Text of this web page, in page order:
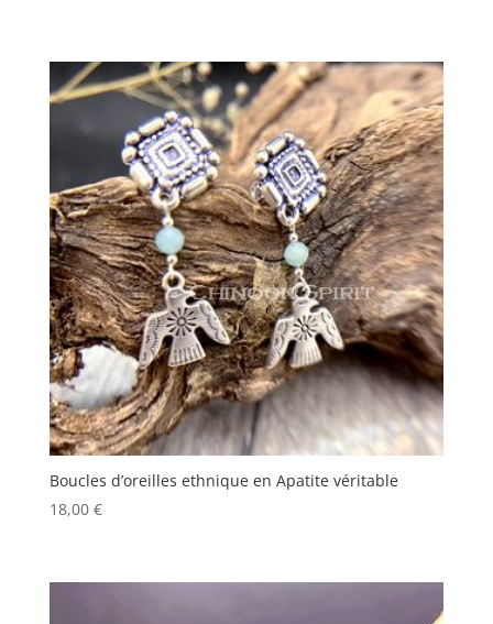
Boucles d’oreilles ethnique en Apatite véritable
18,00 €